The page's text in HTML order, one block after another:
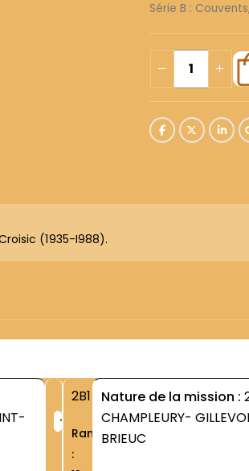
Série B :
(1935-I988).
+
2B1
Rang
:
Nature de la mission :
CHAMPLEURY-
BRIEUC